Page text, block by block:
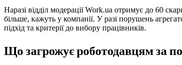
Наразі відділ модерації Work.ua отримує до 60
більше, кажуть у компанії. У разі порушень
підхід та критерії до вибору працівників.
Що загрожує роботодавцям за